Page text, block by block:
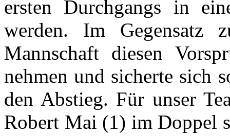
ersten Durchgangs in
werden. Im Gegensatz
Mannschaft diesen
nehmen und sicherte sich
den Abstieg. Für unser
Robert Mai (1) im Doppel